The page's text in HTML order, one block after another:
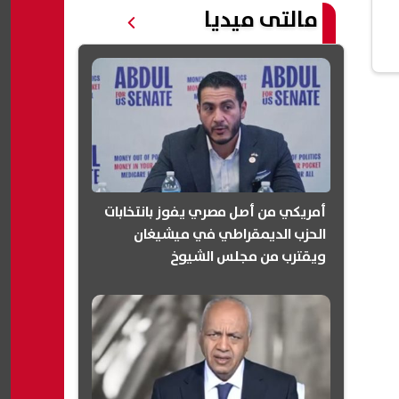
مالتى ميديا
أمريكي من أصل مصري يفوز بانتخابات
الحزب الديمقراطي في ميشيغان
ويقترب من مجلس الشيوخ